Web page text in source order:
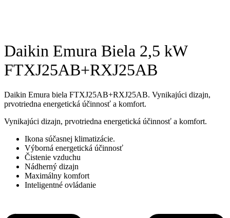
Daikin Emura Biela 2,5 kW
FTXJ25AB+RXJ25AB
Daikin Emura biela FTXJ25AB+RXJ25AB. Vynikajúci dizajn,
prvotriedna energetická účinnosť a komfort.
Vynikajúci dizajn, prvotriedna energetická účinnosť a komfort.
Ikona súčasnej klimatizácie.
Výborná energetická účinnosť
Čistenie vzduchu
Nádherný dizajn
Maximálny komfort
Inteligentné ovládanie